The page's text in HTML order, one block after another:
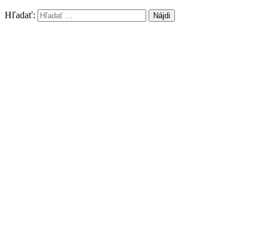
Hľadať: